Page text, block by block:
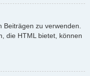
Beiträgen zu verwenden.
die HTML bietet, können